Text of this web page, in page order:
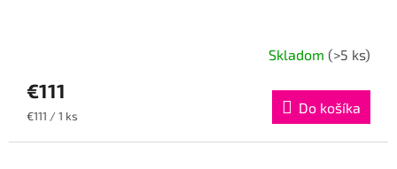
Skladom (>5 ks)
€111
Jednotková
€111 / 1 ks Do košíka